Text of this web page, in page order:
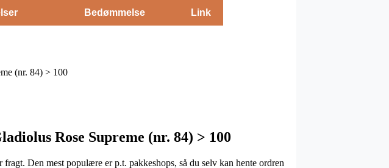
Bedømmelse Link
(nr. 84) > 100
Rose Supreme (nr. 84) > 100
Den mest populære er p.t. pakkeshops, så du selv kan hente ordren